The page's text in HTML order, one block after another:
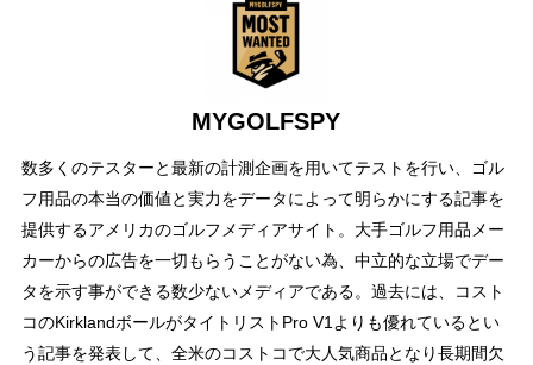
MYGOLFSPY
数多くのテスターと最新の計測企画を用いてテストを行い、ゴル
フ用品の本当の価値と実力をデータによって明らかにする記事を
提供するアメリカのゴルフメディアサイト。大手ゴルフ用品メー
カーからの広告を一切もらうことがない為、中立的な立場でデー
タを示す事ができる数少ないメディアである。過去には、コスト
コのKirklandボールがタイトリストPro V1よりも優れているとい
う記事を発表して、全米のコストコで大人気商品となり長期間欠